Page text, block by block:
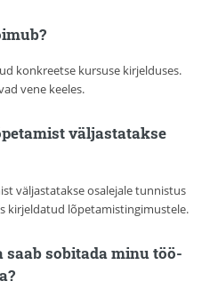
konkreetse kursuse kirjelduses.
vene keeles.
väljastatakse
väljastatakse osalejale tunnistus
kirjeldatud lõpetamistingimustele.
sobitada minu töö-